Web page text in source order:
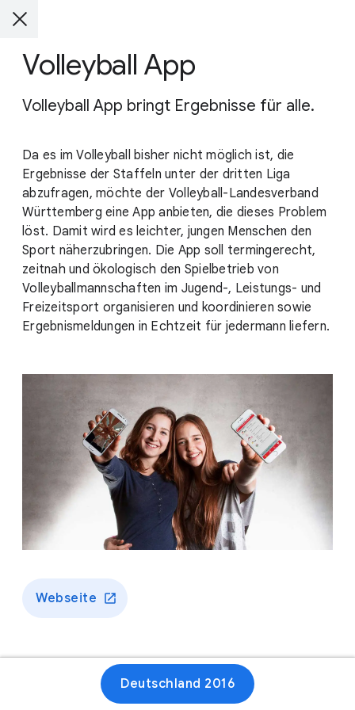
Volleyball App
Volleyball App bringt Ergebnisse für alle.
Da es im Volleyball bisher nicht möglich ist, die
Ergebnisse der Staffeln unter der dritten Liga
abzufragen, möchte der Volleyball-Landesverband
Württemberg eine App anbieten, die dieses Problem
löst. Damit wird es leichter, jungen Menschen den
Sport näherzubringen. Die App soll termingerecht,
zeitnah und ökologisch den Spielbetrieb von
Volleyballmannschaften im Jugend-, Leistungs- und
Freizeitsport organisieren und koordinieren sowie
Ergebnismeldungen in Echtzeit für jedermann liefern.
Webseite
Deutschland 2016